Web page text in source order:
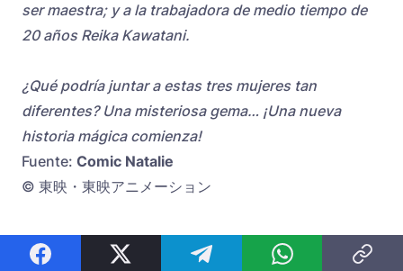
ser maestra; y a la trabajadora de medio tiempo de
20 años Reika Kawatani.
¿Qué podría juntar a estas tres mujeres tan
diferentes? Una misteriosa gema… ¡Una nueva
historia mágica comienza!
Fuente: Comic Natalie
© 東映・東映アニメーション